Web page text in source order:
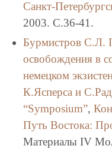
Санкт-
2003. C.36-41.
Бурмистров С.Л.
освобождения в
немецком
К.Ясперса и
“Symposium”,
Путь Востока:
Материалы IV